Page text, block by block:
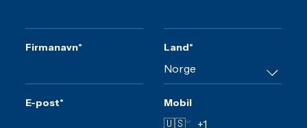
Firmanavn* Land*
E-post* Mobil
🇺🇸